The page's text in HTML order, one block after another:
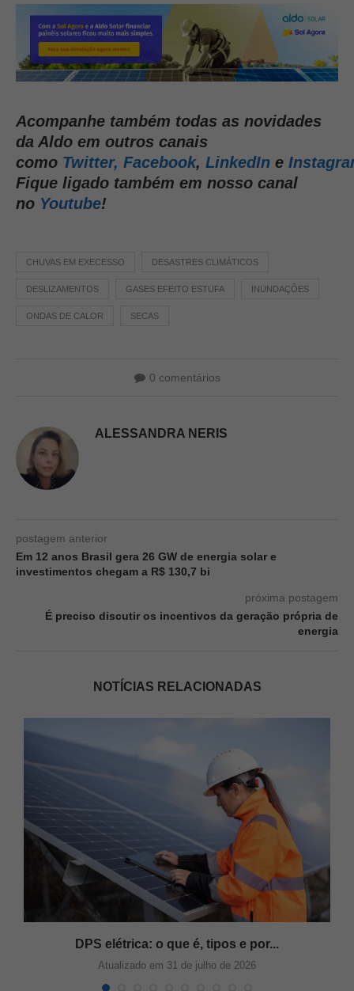
Acompanhe também todas as novidades
da Aldo em outros canais
como Twitter, Facebook, LinkedIn e
Fique ligado também em nosso canal
no Youtube!
CHUVAS EM EXECESSO DESASTRES CLIMÁTICOS
DESLIZAMENTOS GASES EFEITO ESTUFA INUNDAÇÕES
ONDAS DE CALOR SECAS
0 comentários
ALESSANDRA NERIS
postagem anterior
Em 12 anos Brasil gera 26 GW de energia solar e
investimentos chegam a R$ 130,7 bi
próxima postagem
É preciso discutir os incentivos da geração própria de
energia
NOTÍCIAS RELACIONADAS
DPS elétrica: o que é, tipos e por...
Atualizado em 31 de julho de 2026